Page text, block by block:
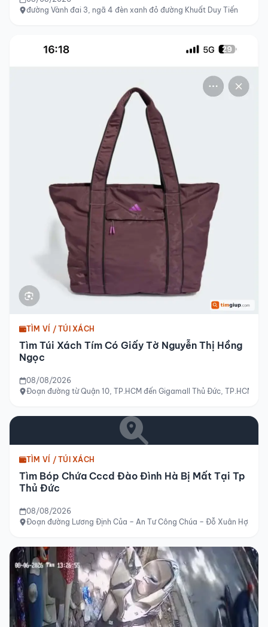
đường Vành đai 3, ngã 4 đèn xanh đỏ đường Khuất Duy Tiến
TÌM VÍ / TÚI XÁCH
Tìm Túi Xách Tím Có Giấy Tờ Nguyễn Thị Hồng
Ngọc
08/08/2026
Đoạn đường từ Quận 10, TP.HCM đến Gigamall Thủ Đức, TP.HCM
TÌM VÍ / TÚI XÁCH
Tìm Bóp Chứa Cccd Đào Đình Hà Bị Mất Tại Tp
Thủ Đức
08/08/2026
Đoạn đường Lương Định Của – An Tư Công Chúa – Đỗ Xuân Hợp –